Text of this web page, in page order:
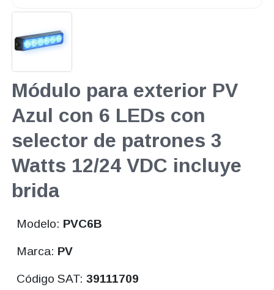
Módulo para exterior PV
Azul con 6 LEDs con
selector de patrones 3
Watts 12/24 VDC incluye
brida
Modelo: PVC6B
Marca: PV
Código SAT:39111709